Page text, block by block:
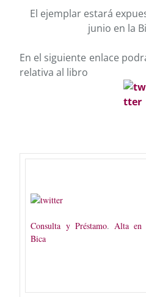
El ejemplar estará
junio en la
En el siguiente enlace
relativa al libro
Consulta y Préstamo. Alta en
Bica